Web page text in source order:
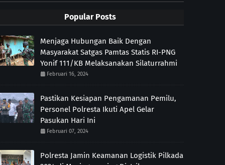
Popular Posts
Menjaga Hubungan Baik Dengan
Masyarakat Satgas Pamtas Statis RI-PNG
Yonif 111/KB Melaksanakan Silaturrahmi
Februari 16, 2024
Pastikan Kesiapan Pengamanan Pemilu,
Personel Polresta Ikuti Apel Gelar
Pasukan Hari Ini
Februari 07, 2024
Polresta Jamin Keamanan Logistik Pilkada